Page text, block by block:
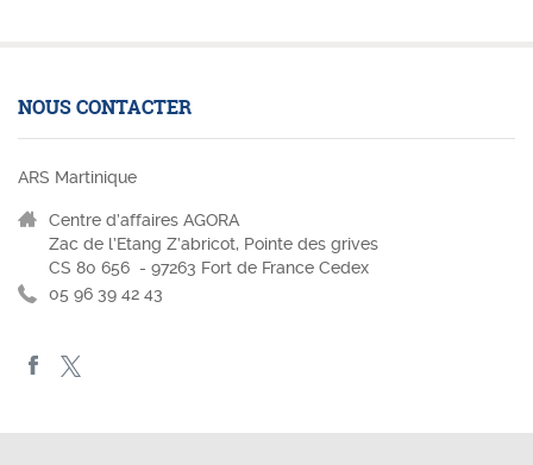
NOUS CONTACTER
ARS Martinique
Centre d’affaires AGORA
Zac de l’Etang Z’abricot, Pointe des grives
CS 80 656 - 97263 Fort de France Cedex
05 96 39 42 43